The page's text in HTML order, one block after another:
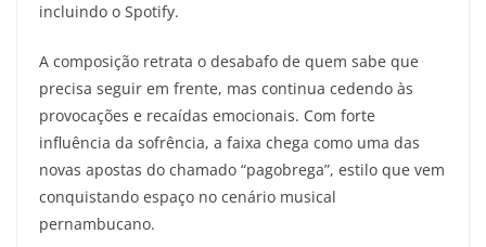
incluindo o Spotify.
A composição retrata o desabafo de quem sabe que
precisa seguir em frente, mas continua cedendo às
provocações e recaídas emocionais. Com forte
influência da sofrência, a faixa chega como uma das
novas apostas do chamado “pagobrega”, estilo que vem
conquistando espaço no cenário musical
pernambucano.